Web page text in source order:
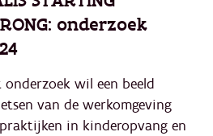
onderzoek
onderzoek wil een beeld
van de werkomgeving
in kinderopvang en